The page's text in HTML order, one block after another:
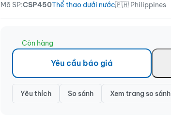
Mã SP:CSP450Thể thao dưới nước🇵🇭 Philippines
Còn hàng
Yêu cầu báo giá
Yêu thích So sánh Xem trang so sánh